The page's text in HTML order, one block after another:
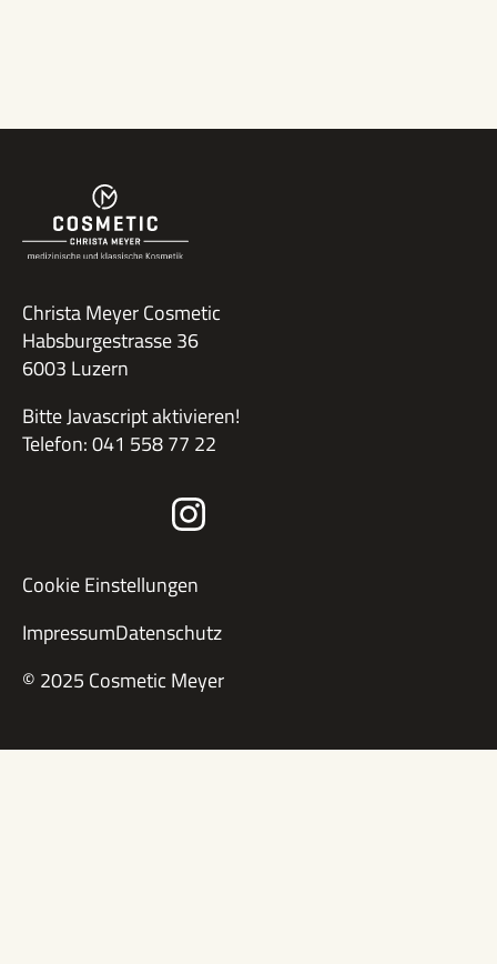
Christa Meyer Cosmetic
Habsburgestrasse 36
6003 Luzern
Bitte Javascript aktivieren!
Telefon: 041 558 77 22
Cookie Einstellungen
ImpressumDatenschutz
© 2025 Cosmetic Meyer